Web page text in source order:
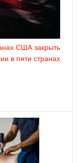
США закрыть
в пяти странах